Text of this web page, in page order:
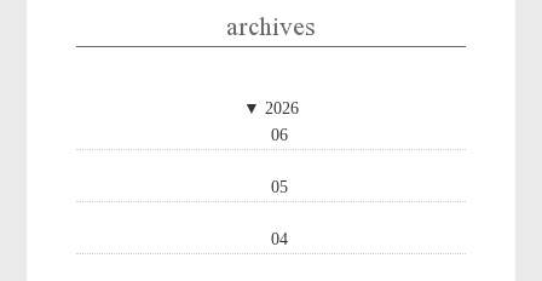
archives
▼ 2026
06
05
04